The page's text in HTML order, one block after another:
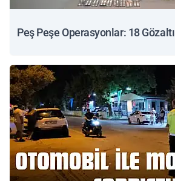
Peş Peşe Operasyonlar: 18 Gözaltı